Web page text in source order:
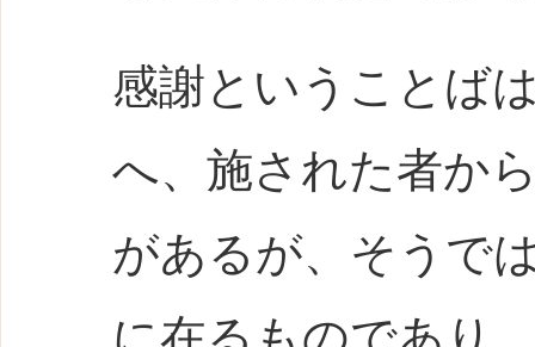
感謝ということば
へ、施された者か
があるが、そうで